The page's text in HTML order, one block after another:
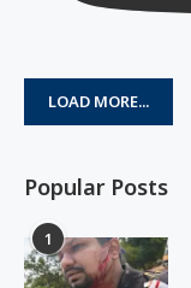
LOAD MORE...
Popular Posts
1